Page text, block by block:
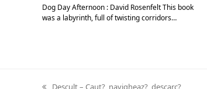
Dog Day Afternoon : David Rosenfelt This book
was a labyrinth, full of twisting corridors…
previous
Descult – Caut?, navigheaz?, descarc?